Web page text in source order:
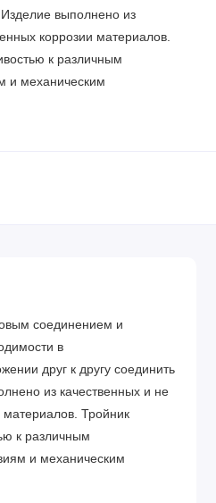
Изделие выполнено из
коррозии материалов.
к различным
и механическим
соединением и
в
друг к другу соединить
из качественных и не
Тройник
к различным
и механическим